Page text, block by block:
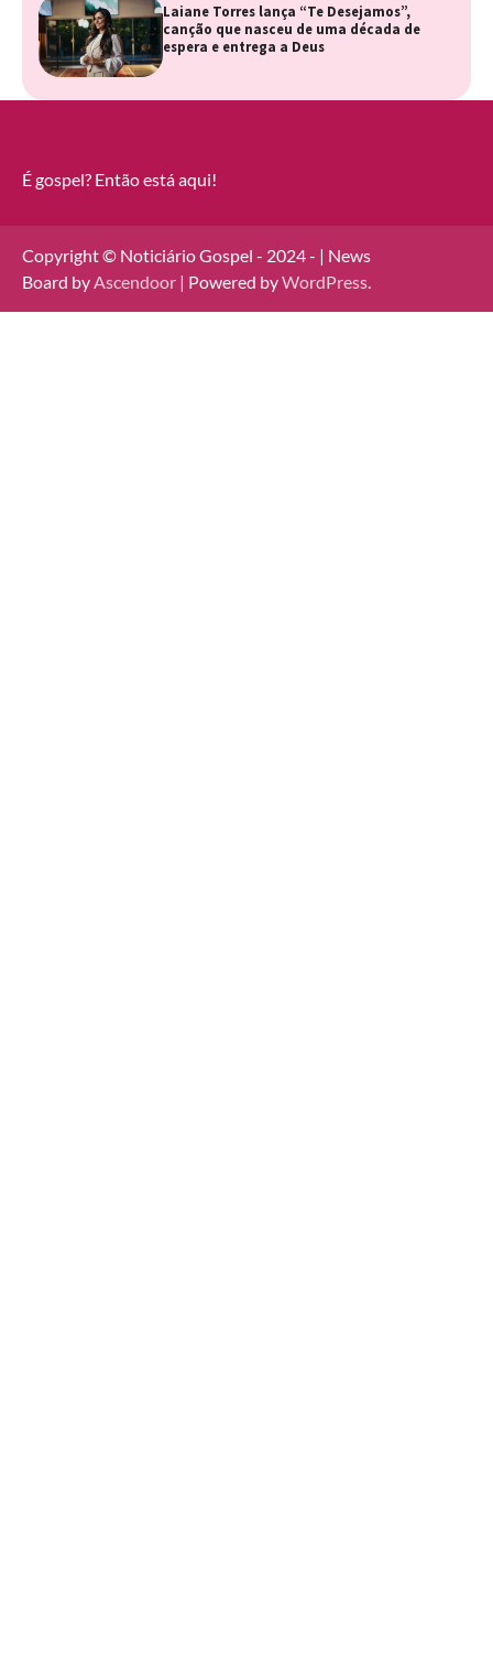
Laiane Torres lança “Te Desejamos”,
canção que nasceu de uma década de
espera e entrega a Deus
É gospel? Então está aqui!
Copyright © Noticiário Gospel - 2024 - | News
Board byAscendoor | Powered byWordPress.